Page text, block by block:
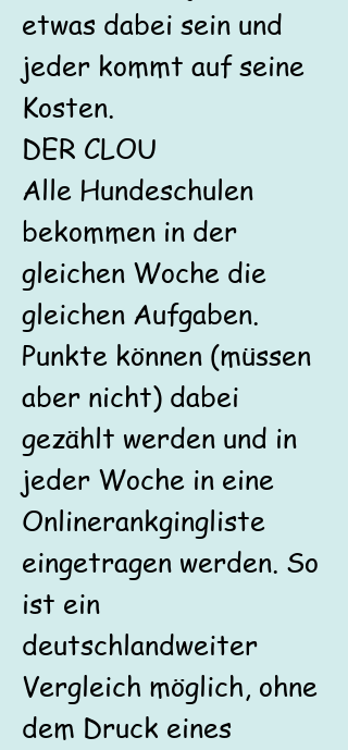
etwas dabei sein und
jeder kommt auf seine
Kosten.
DER CLOU
Alle Hundeschulen
bekommen in der
gleichen Woche die
gleichen Aufgaben.
Punkte können (müssen
aber nicht) dabei
gezählt werden und in
jeder Woche in eine
Onlinerankgingliste
eingetragen werden. So
ist ein
deutschlandweiter
Vergleich möglich, ohne
dem Druck eines